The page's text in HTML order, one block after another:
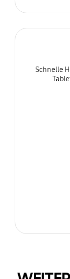
Schnelle